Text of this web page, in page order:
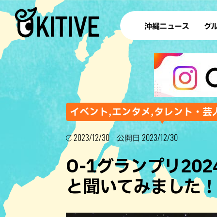
沖縄ニュース グ
ラ
テイ
すし
沖
ステー
その他
イベント,エンタメ,タレント・芸
2023/12/30 公開日 2023/12/30
O-1グランプリ
と聞いてみました